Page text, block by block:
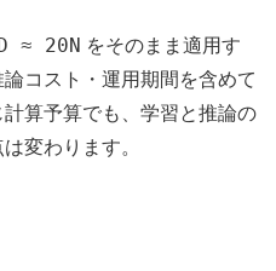
≈ 20N をそのまま適用す
コスト・運用期間を含めて
算予算でも、学習と推論の
変わります。